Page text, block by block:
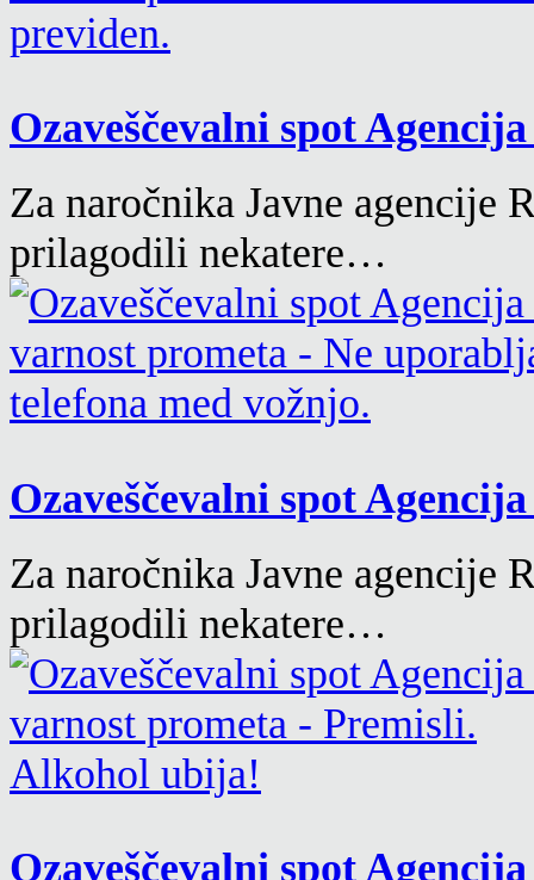
Ozaveščevalni spot
Za naročnika Javne agencije
prilagodili nekatere…
Ozaveščevalni spot
Za naročnika Javne agencije
prilagodili nekatere…
Ozaveščevalni spot